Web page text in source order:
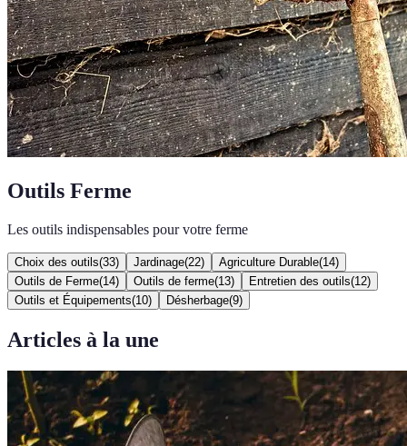
Outils Ferme
Les outils indispensables pour votre ferme
Choix des outils(33) Jardinage(22) Agriculture Durable(14)
Outils de Ferme(14) Outils de ferme(13) Entretien des outils(12)
Outils et Équipements(10) Désherbage(9)
Articles à la une